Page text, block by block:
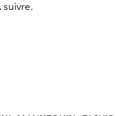
suivre.